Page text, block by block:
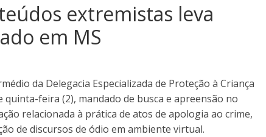
extremistas leva
em MS
da Delegacia Especializada de Proteção à Criança
feira (2), mandado de busca e apreensão no
relacionada à prática de atos de apologia ao crime,
de discursos de ódio em ambiente virtual.